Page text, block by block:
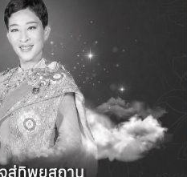
การดำเนินงานไตรมาส
455.8 ล้านบาท ภายใต้โคร
นุนการเติบโตทั้ง3 กลุ่มธุรกิ
า2,000 เมกะวัตต์ภายใต้วิ
ชีย